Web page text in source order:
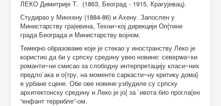
ЛЕКО Димитрије Т. (1863, Београд - 1915, Крагујевац).
Студирао у Минхену (1884-86) и Ахену. Запослен у
Министарству гра|евина, Техни~кој дирекцији Оп{тине
града Београда и Министарству војном.
Темеqно образоваwе које је стекао у иностранству Леко је
користио да би у српску средину увео новине: северwа~ки
романти~ни смисао за слободну интерпретацију класи~них
предло`ака и о{тру, на моменте саркасти~ну критику дома}
е урбане сцене. Обе ове новине узбудиле су српску
архитектонску средину и Леко је јо{ за `ивота био прогла{ен
“енфант террибле”-ом.